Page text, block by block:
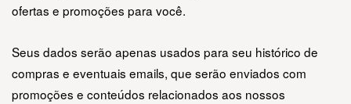
ofertas e promoções para você.
Seus dados serão apenas usados para seu histórico de
compras e eventuais emails, que serão enviados com
promoções e conteúdos relacionados aos nossos